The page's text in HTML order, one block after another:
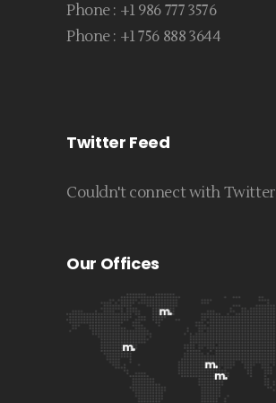
Phone : +1 986 777 3576
Phone : +1 756 888 3644
Twitter Feed
Couldn't connect with Twitter
Our Offices